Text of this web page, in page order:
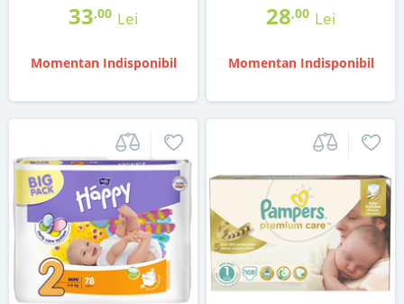
33,00 Lei
Momentan Indisponibil
28,00 Lei
Momentan Indisponibil